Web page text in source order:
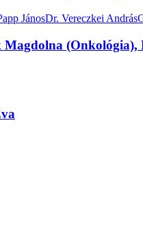
JánosDr. Vereczkei András